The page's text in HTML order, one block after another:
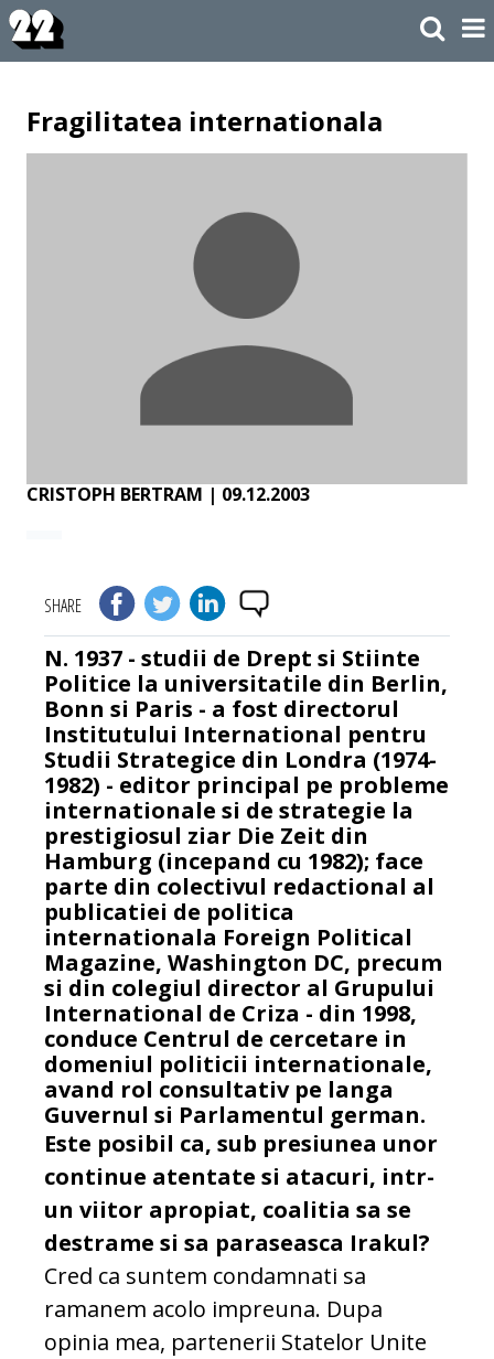
Fragilitatea internationala
CRISTOPH BERTRAM | 09.12.2003
SHARE
N. 1937 - studii de Drept si Stiinte
Politice la universitatile din Berlin,
Bonn si Paris - a fost directorul
Institutului International pentru
Studii Strategice din Londra (1974-
1982) - editor principal pe probleme
internationale si de strategie la
prestigiosul ziar Die Zeit din
Hamburg (incepand cu 1982); face
parte din colectivul redactional al
publicatiei de politica
internationala Foreign Political
Magazine, Washington DC, precum
si din colegiul director al Grupului
International de Criza - din 1998,
conduce Centrul de cercetare in
domeniul politicii internationale,
avand rol consultativ pe langa
Guvernul si Parlamentul german.
Este posibil ca, sub presiunea unor
continue atentate si atacuri, intr-
un viitor apropiat, coalitia sa se
destrame si sa paraseasca Irakul?
Cred ca suntem condamnati sa
ramanem acolo impreuna. Dupa
opinia mea, partenerii Statelor Unite